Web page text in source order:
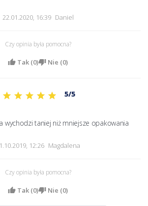
22.01.2020, 16:39 Daniel
Czy opinia była pomocna?
Tak (0) Nie (0)
5/5
wychodzi taniej niż mniejsze opakowania
12:26 Magdalena
Czy opinia była pomocna?
Tak (0) Nie (0)